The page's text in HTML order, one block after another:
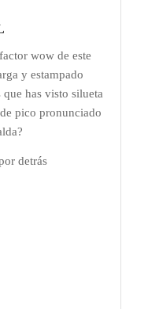
wow de este
y estampado
has visto silueta
pico pronunciado
detrás